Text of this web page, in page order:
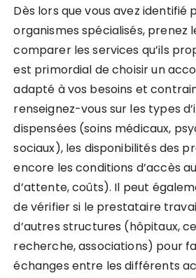
Dès lors que vous avez identifié
organismes spécialisés, prenez
comparer les services qu’ils
est primordial de choisir un
adapté à vos besoins et
renseignez-vous sur les types
dispensées (soins médicaux,
sociaux), les disponibilités des
encore les conditions d’accès
d’attente, coûts). Il peut
de vérifier si le prestataire
d’autres structures (hôpitaux,
recherche, associations) pour
échanges entre les différents